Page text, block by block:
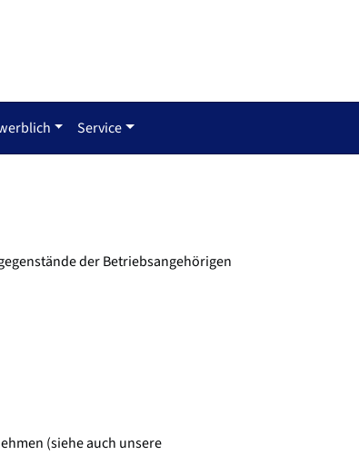
Service
der Betriebsangehörigen
(siehe auch unsere